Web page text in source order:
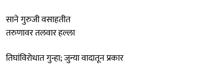
साने गुरुजी वसाहतीत
तरुणावर तलवार हल्ला
तिघांविरोधात गुन्हा; जुन्या वादातून प्रकार